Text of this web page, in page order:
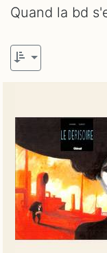
Quand la bd